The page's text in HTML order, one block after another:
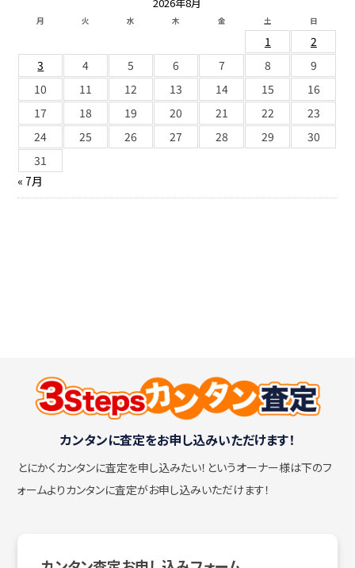
月 火 水 木 金 土 日
1
2
3
4 5 6 7 8
9
10
11 12 13 14 15
16
17
18 19 20 21 22
23
24
25 26 27 28 29
30
31
« 7月
カンタンに査定をお申し込みいただけます！
とにかくカンタンに査定を申し込みたい！ というオーナー様は下のフ
ォームよりカンタンに査定がお申し込みいただけます！